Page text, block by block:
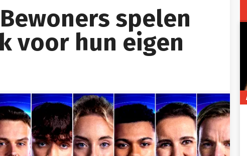
spelen
voor hun eigen